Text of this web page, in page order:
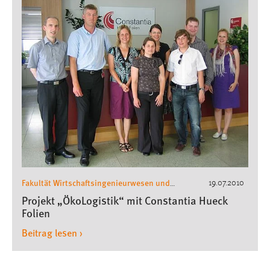
19.07.2010
Fakultät Wirtschaftsingenieurwesen und
Gesundheit ,Wirtschaftsingenieurwesen
Projekt „ÖkoLogistik“ mit Constantia Hueck
Folien
Beitrag lesen ›